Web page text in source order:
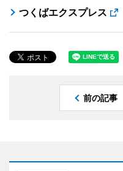
つくばエクスプレス
前の記事